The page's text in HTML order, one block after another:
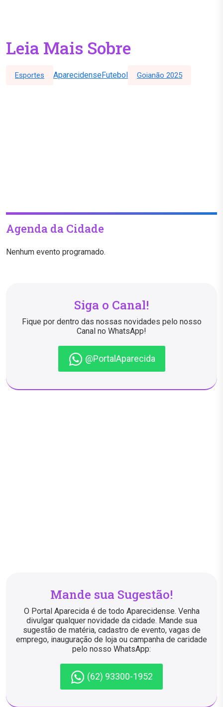
Leia Mais Sobre
Esportes AparecidenseFutebol Goianão 2025
Agenda da Cidade
Nenhum evento programado.
Siga o Canal!
Fique por dentro das nossas novidades pelo nosso
Canal no WhatsApp!
@PortalAparecida
Mande sua Sugestão!
O Portal Aparecida é de todo Aparecidense. Venha
divulgar qualquer novidade da cidade. Mande sua
sugestão de matéria, cadastro de evento, vagas de
emprego, inauguração de loja ou campanha de caridade
pelo nosso WhatsApp:
(62) 93300-1952